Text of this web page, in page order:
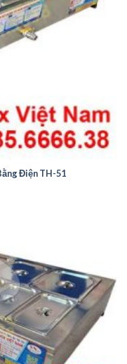
Điện TH-51